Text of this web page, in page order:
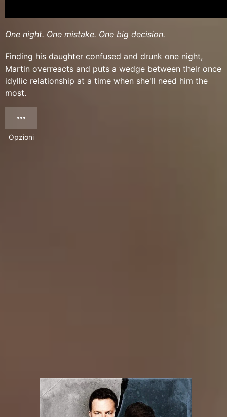
One night. One mistake. One big decision.
Finding his daughter confused and drunk one night,
Martin overreacts and puts a wedge between their once
idyllic relationship at a time when she'll need him the
most.
Opzioni